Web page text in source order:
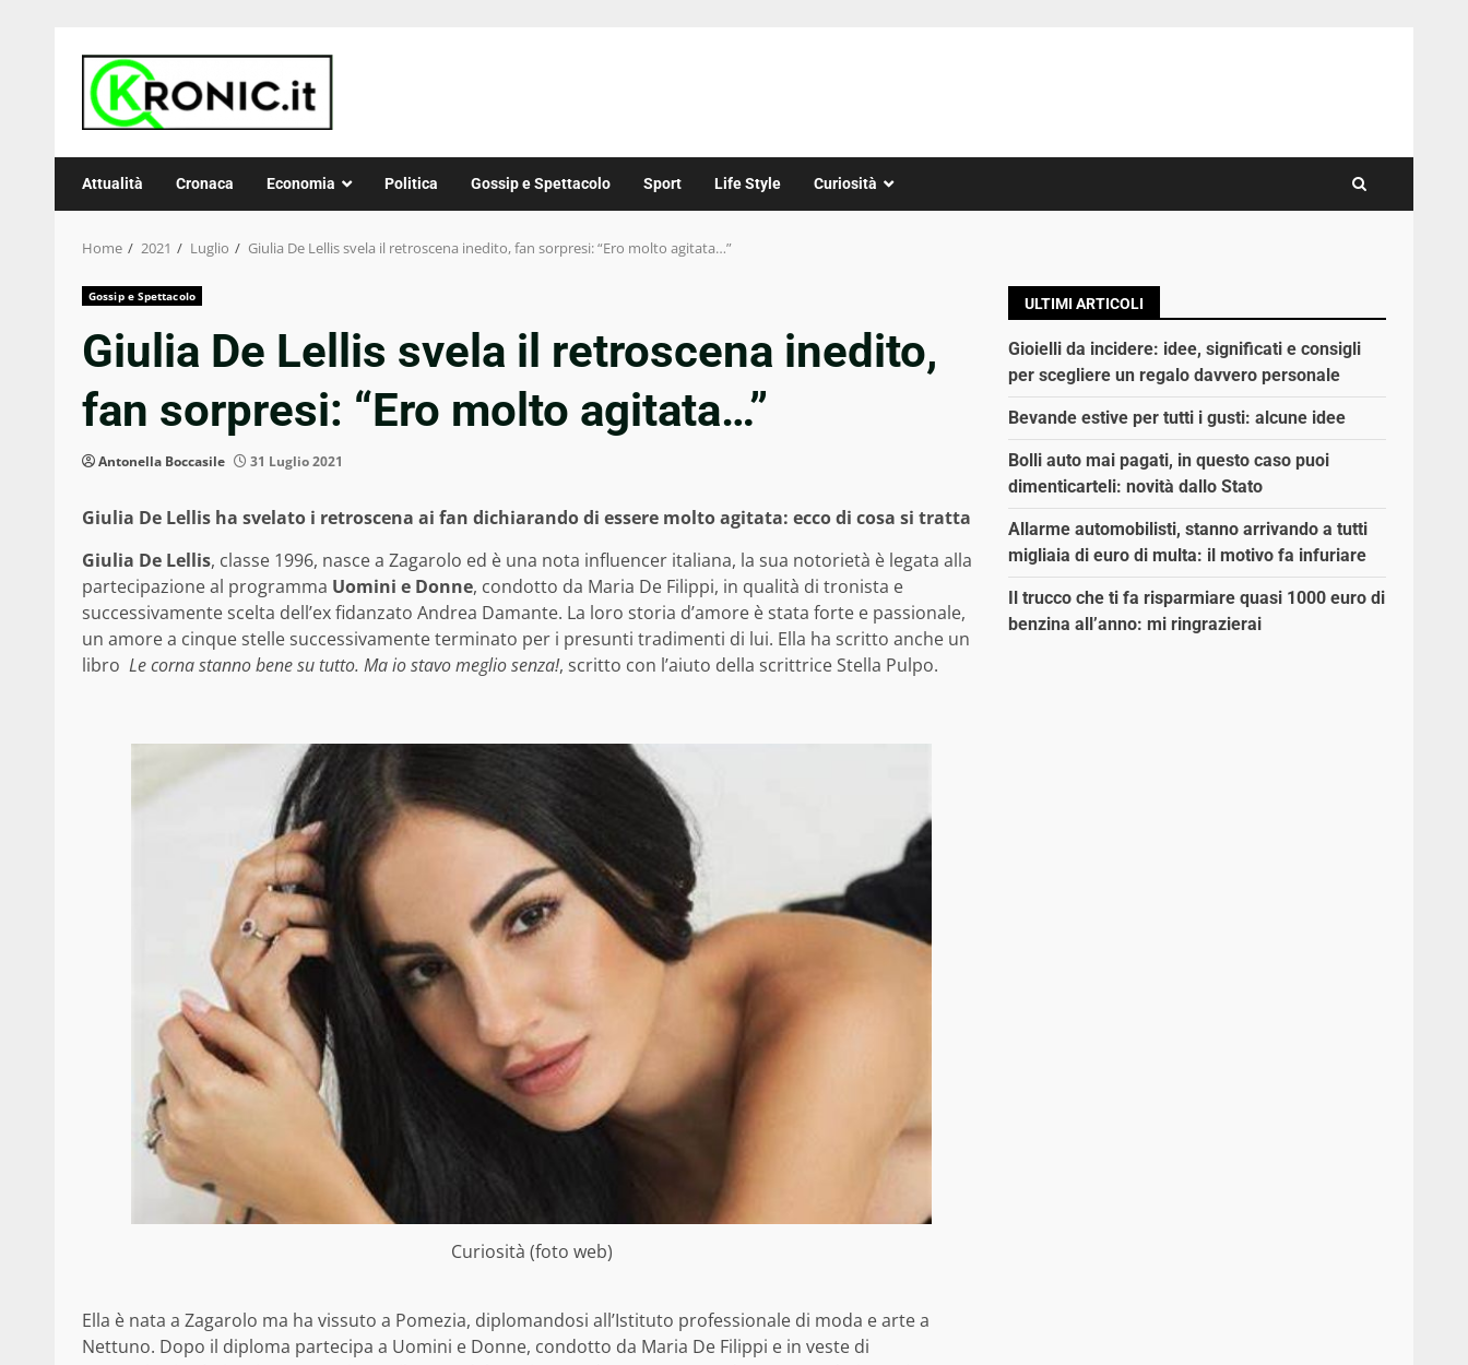
content
Attualità Cronaca Economia Politica Gossip e Spettacolo Sport Life Style Curiosità
Home 2021 Luglio Giulia De Lellis svela il retroscena inedito, fan sorpresi: “Ero molto agitata…”
Gossip e Spettacolo
Giulia De Lellis svela il retroscena inedito,
fan sorpresi: “Ero molto agitata…”
Antonella Boccasile 31 Luglio 2021
Giulia De Lellis ha svelato i retroscena ai fan dichiarando di essere molto agitata: ecco di cosa si tratta
Giulia De Lellis, classe 1996, nasce a Zagarolo ed è una nota influencer italiana, la sua notorietà è legata alla
partecipazione al programma Uomini e Donne, condotto da Maria De Filippi, in qualità di tronista e
successivamente scelta dell’ex fidanzato Andrea Damante. La loro storia d’amore è stata forte e passionale,
un amore a cinque stelle successivamente terminato per i presunti tradimenti di lui. Ella ha scritto anche un
libro Le corna stanno bene su tutto. Ma io stavo meglio senza!, scritto con l’aiuto della scrittrice Stella Pulpo.
Curiosità (foto web)
Ella è nata a Zagarolo ma ha vissuto a Pomezia, diplomandosi all’Istituto professionale di moda e arte a
Nettuno. Dopo il diploma partecipa a Uomini e Donne, condotto da Maria De Filippi e in veste di
ULTIMI ARTICOLI
Gioielli da incidere: idee, significati e consigli
per scegliere un regalo davvero personale
Bevande estive per tutti i gusti: alcune idee
Bolli auto mai pagati, in questo caso puoi
dimenticarteli: novità dallo Stato
Allarme automobilisti, stanno arrivando a tutti
migliaia di euro di multa: il motivo fa infuriare
Il trucco che ti fa risparmiare quasi 1000 euro di
benzina all’anno: mi ringrazierai